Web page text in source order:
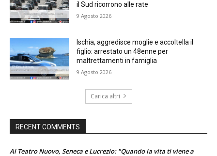
il Sud ricorrono alle rate
9 Agosto 2026
Ischia, aggredisce moglie e accoltella il
figlio: arrestato un 48enne per
maltrettamenti in famiglia
9 Agosto 2026
Carica altri
RECENT COMMENTS
Al Teatro Nuovo, Seneca e Lucrezio: "Quando la vita ti viene a